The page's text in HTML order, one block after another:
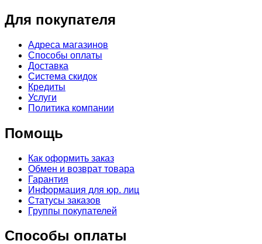
Для покупателя
Адреса магазинов
Способы оплаты
Доставка
Система скидок
Кредиты
Услуги
Политика компании
Помощь
Как оформить заказ
Обмен и возврат товара
Гарантия
Информация для юр. лиц
Статусы заказов
Группы покупателей
Способы оплаты